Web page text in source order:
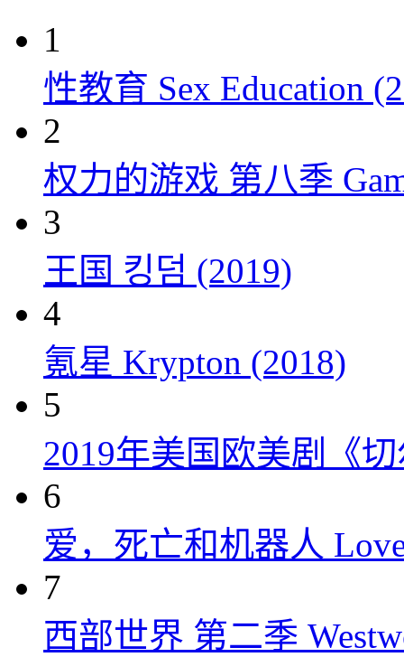
1
性教育 Sex Education
2
权力的游戏 第八季
3
王国 킹덤 (2019)
4
氪星 Krypton (2018)
5
2019年美国欧美剧《
6
爱，死亡和机器人
7
西部世界 第二季